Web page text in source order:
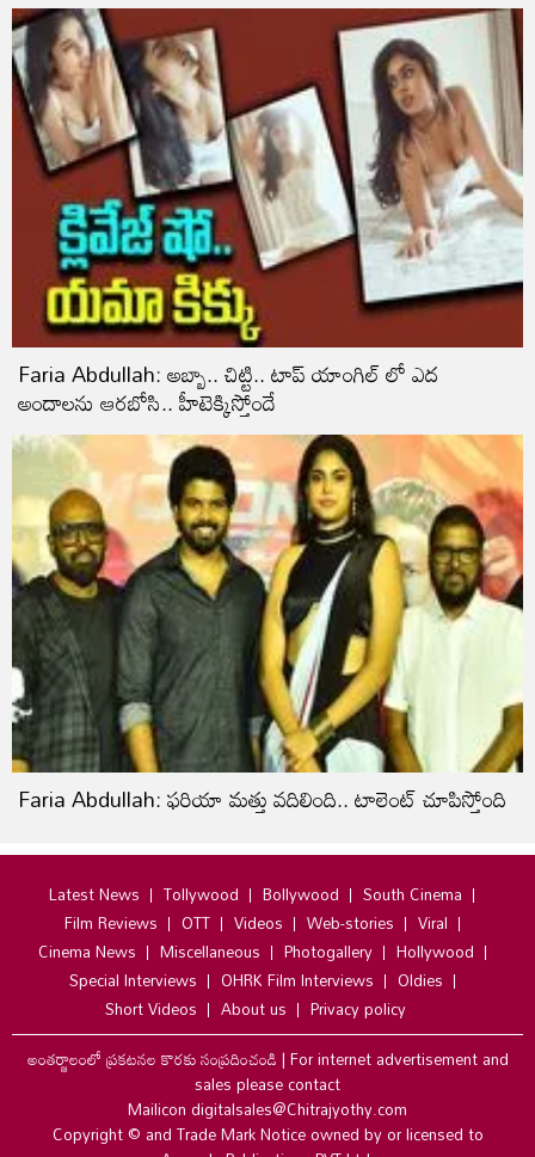
Faria Abdullah: అబ్బా.. చిట్టి.. టాప్ యాంగిల్ లో ఎద
అందాలను ఆరబోసి.. హీటెక్కిస్తోందే
Faria Abdullah: ఫరియా మత్తు వదిలింది.. టాలెంట్ చూపిస్తోంది
Latest News Tollywood Bollywood
South Cinema
Film Reviews
OTT Videos Web-stories
Viral
Cinema News
Miscellaneous Photogallery
Hollywood
Special Interviews
OHRK Film Interviews
Oldies
Short Videos
About us
Privacy policy
అంతర్జాలంలో ప్రకటనల కొరకు సంప్రదించండి|For internet advertisement and
sales please contact
Mailicon digitalsales@Chitrajyothy.com
Copyright © and Trade Mark Notice owned by or licensed to